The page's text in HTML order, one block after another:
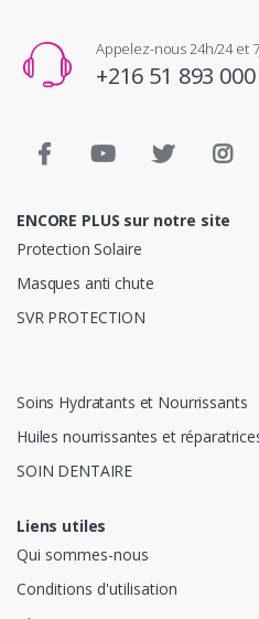
Appelez-nous 24h/24 et
+216 51 893 000
ENCORE PLUS sur notre site
Protection Solaire
Masques anti chute
SVR PROTECTION
Soins Hydratants et Nourrissants
Huiles nourrissantes et
SOIN DENTAIRE
Liens utiles
Qui sommes-nous
Conditions d'utilisation